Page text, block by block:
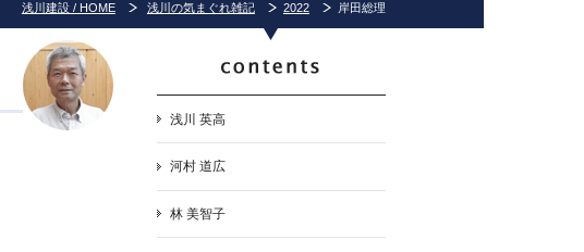
浅川建設 / HOME 浅川の気まぐれ雑記 2022 岸田総理
浅川 英高
河村 道広
林 美智子